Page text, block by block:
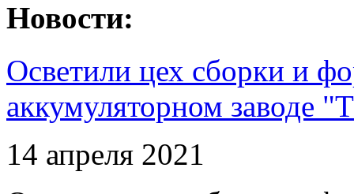
Новости:
Осветили цех сборки и
аккумуляторном заводе
14 апреля 2021